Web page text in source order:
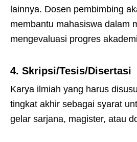
lainnya. Dosen pembimbing
membantu mahasiswa dalam
mengevaluasi progres
4. Skripsi/Tesis/Disertasi
Karya ilmiah yang harus
tingkat akhir sebagai syarat
gelar sarjana, magister, atau